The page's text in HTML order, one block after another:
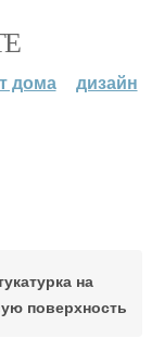
дома дизайн
на
поверхность